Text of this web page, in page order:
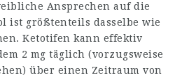
Ansprechen auf die
ist größtenteils dasselbe wie
Ketotifen kann effektiv
2 mg täglich (vorzugsweise
über einen Zeitraum von